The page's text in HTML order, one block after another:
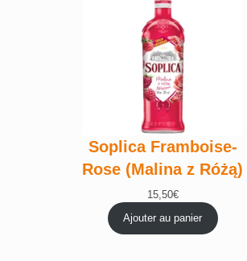
Soplica Framboise-
Rose (Malina z Różą)
15,50€
Ajouter au panier